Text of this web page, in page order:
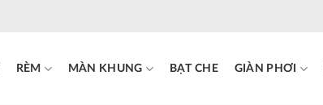
RÈM MÀN KHUNG BẠT CHE GIÀN PHƠI